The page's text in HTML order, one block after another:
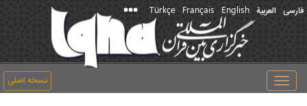
فارسی العربیة English
Français
Türkçe
نسخه اصلی
Toggle
navigation